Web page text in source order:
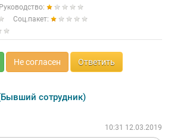
Руководство:
Соц.пакет:
Не согласен Ответить
сотрудник)
10:31 12.03.2019